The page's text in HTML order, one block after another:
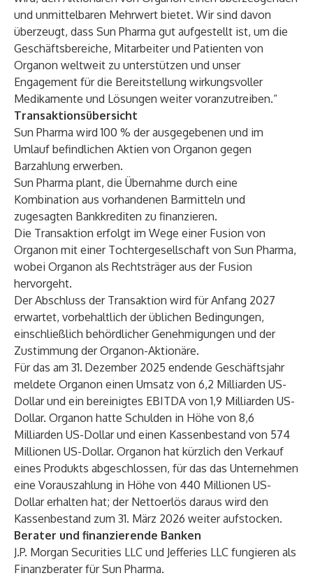
und unmittelbaren Mehrwert bietet. Wir sind davon
überzeugt, dass Sun Pharma gut aufgestellt ist, um die
Geschäftsbereiche, Mitarbeiter und Patienten von
Organon weltweit zu unterstützen und unser
Engagement für die Bereitstellung wirkungsvoller
Medikamente und Lösungen weiter voranzutreiben.“
Transaktionsübersicht
Sun Pharma wird 100 % der ausgegebenen und im
Umlauf befindlichen Aktien von Organon gegen
Barzahlung erwerben.
Sun Pharma plant, die Übernahme durch eine
Kombination aus vorhandenen Barmitteln und
zugesagten Bankkrediten zu finanzieren.
Die Transaktion erfolgt im Wege einer Fusion von
Organon mit einer Tochtergesellschaft von Sun Pharma,
wobei Organon als Rechtsträger aus der Fusion
hervorgeht.
Der Abschluss der Transaktion wird für Anfang 2027
erwartet, vorbehaltlich der üblichen Bedingungen,
einschließlich behördlicher Genehmigungen und der
Zustimmung der Organon-Aktionäre.
Für das am 31. Dezember 2025 endende Geschäftsjahr
meldete Organon einen Umsatz von 6,2 Milliarden US-
Dollar und ein bereinigtes EBITDA von 1,9 Milliarden US-
Dollar. Organon hatte Schulden in Höhe von 8,6
Milliarden US-Dollar und einen Kassenbestand von 574
Millionen US-Dollar. Organon hat kürzlich den Verkauf
eines Produkts abgeschlossen, für das das Unternehmen
eine Vorauszahlung in Höhe von 440 Millionen US-
Dollar erhalten hat; der Nettoerlös daraus wird den
Kassenbestand zum 31. März 2026 weiter aufstocken.
Berater und finanzierende Banken
J.P. Morgan Securities LLC und Jefferies LLC fungieren als
Finanzberater für Sun Pharma.